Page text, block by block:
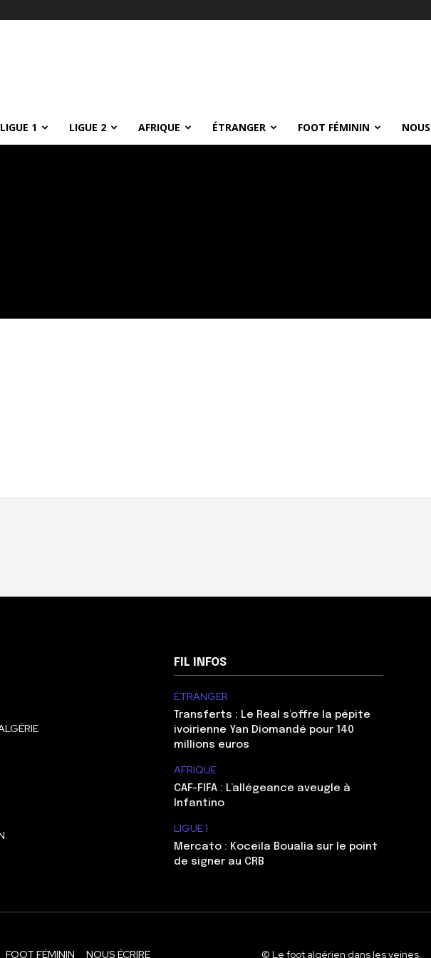
LIGUE 1 LIGUE 2 AFRIQUE ÉTRANGER FOOT FÉMININ
FIL INFOS
ÉTRANGER
Transferts : Le Real s’offre la pépite
ivoirienne Yan Diomandé pour 140
millions euros
AFRIQUE
CAF-FIFA : L’allégeance aveugle à
Infantino
LIGUE 1
Mercato : Koceila Boualia sur le point
de signer au CRB
FOOT FÉMININ NOUS ÉCRIRE © Le foot algérien dans les veines.